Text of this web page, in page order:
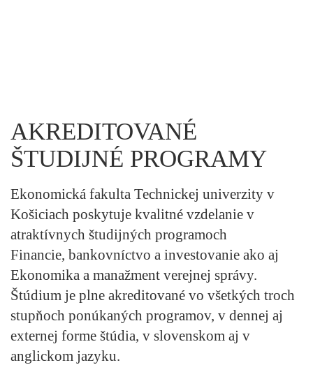
AKREDITOVANÉ
ŠTUDIJNÉ PROGRAMY
Ekonomická fakulta Technickej univerzity v
Košiciach poskytuje kvalitné vzdelanie v
atraktívnych študijných programoch
Financie, bankovníctvo a investovanie ako aj
Ekonomika a manažment verejnej správy.
Štúdium je plne akreditované vo všetkých troch
stupňoch ponúkaných programov, v dennej aj
externej forme štúdia, v slovenskom aj v
anglickom jazyku.